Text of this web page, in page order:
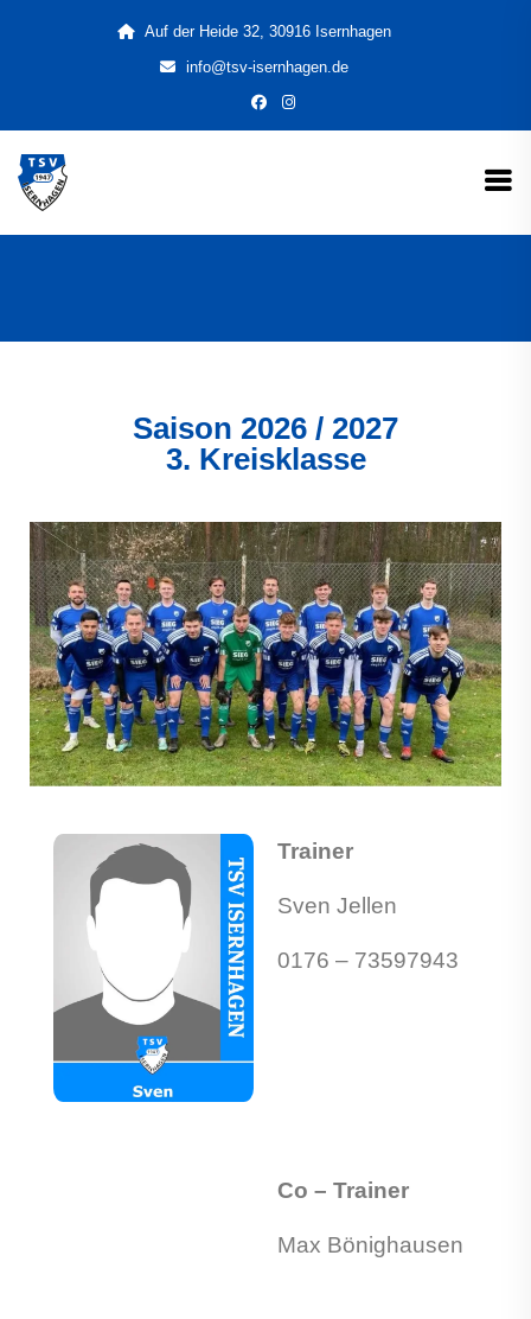
Auf der Heide 32, 30916 Isernhagen
info@tsv-isernhagen.de
Saison 2026 / 2027
3. Kreisklasse
Trainer
Sven Jellen
0176 – 73597943
Co – Trainer
Max Bönighausen